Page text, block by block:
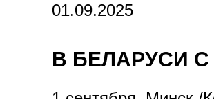
01.09.2025
В БЕЛАРУСИ